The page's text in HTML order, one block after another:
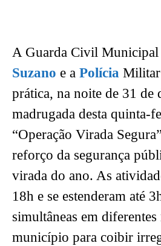
A Guarda Civil
Suzano e a Polícia Militar
prática, na noite de 31 de
madrugada desta quinta-
“Operação Virada
reforço da segurança
virada do ano. As
18h e se estenderam até
simultâneas em
município para coibir